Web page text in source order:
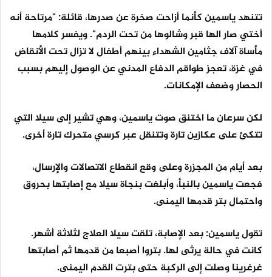
تتنهد ياسمين كأنما أزاحت صخرة عن صدرها، قائلة: "مرتاحة أنه
أختي صار الها قبر وشالوها من تحت الردم". ويفسر كلامها
مأساة آلاف جثامين الشهداء بينهم أطفال لا تزال تحت الأنقاض
في غزة، تعجز طواقم الدفاع المدني عن الوصول إليهم بسبب
الحصار وضعف الإمكانات.
لكن سرعان ما اختنق صوت ياسمين، وهي تشير إلى سيلا التي
تتكئ على عكازين تارة وتتنقل عبر كرسي متحرك تارة أخرى.
بعد أيام من المجزرة وعلى وقع انقطاع الاتصالات والإرسال،
فجعت ياسمين بالنبأ، وأبلغت بنجاة سيلا مع إصابتها بحروق
واحتمال بتر قدمها اليمنى.
تقول ياسمين: بعد الإصابة، تلقت سيلا العلاج لثلاثة أشهر.
كانت في حالة يرثى لها. بتروا أصبعا من قدمها ثم أصابتها
غرغرينا وصلت إلى الركبة حتى بترت القدم اليمنى.